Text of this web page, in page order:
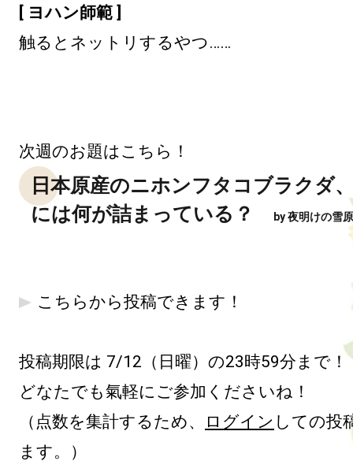
[ ヨハン師範 ]
触るとネットリするやつ……
日本原産のニホンフタコブラクダ
には何が詰まっている？
by 夜明けの雪原
こちらから投稿できます！
投稿期限は 7/12（日曜）の23時59分まで！
どなたでも氣軽にご参加くださいね！
（点数を集計するため、
ログイン しての投
ます。）